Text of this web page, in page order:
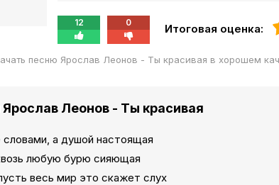
12 0 Итоговая оценка:
песню Ярослав Леонов - Ты красивая в хорошем
Ярослав Леонов - Ты красивая
словами, а душой настоящая
любую бурю сияющая
весь мир это скажет слух